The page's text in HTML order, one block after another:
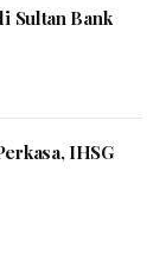
Sultan Bank
IHSG